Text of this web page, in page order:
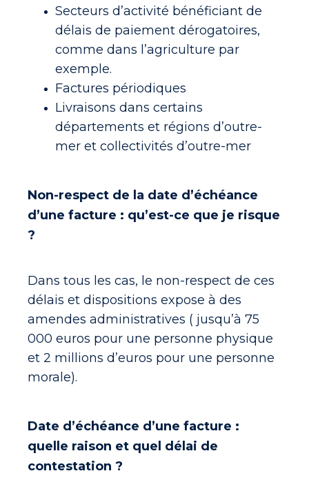
Secteurs d’activité bénéficiant de
délais de paiement dérogatoires,
comme dans l’agriculture par
exemple.
Factures périodiques
Livraisons dans certains
départements et régions d’outre-
mer et collectivités d’outre-mer
Non-respect de la date d’échéance
d’une facture : qu’est-ce que je risque
?
Dans tous les cas, le non-respect de ces
délais et dispositions expose à des
amendes administratives ( jusqu’à 75
000 euros pour une personne physique
et 2 millions d’euros pour une personne
morale).
Date d’échéance d’une facture :
quelle raison et quel délai de
contestation ?